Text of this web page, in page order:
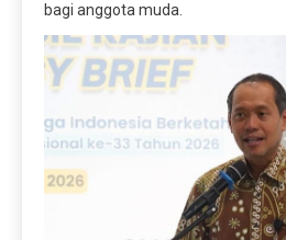
bagi anggota muda.